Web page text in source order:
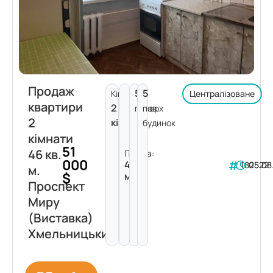
Продаж
квартири
2
кімнати
46 кв.
м.
Проспект
Миру
(Виставка)
Хмельницький
51
000
$
Кімнат:
2
кімнати
Площа:
46
м²
5
поверх
5
пов.
будинок
Централізоване
182522